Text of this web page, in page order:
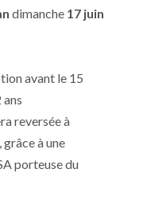
dimanche 17 juin
avant le 15
reversée à
à une
porteuse du